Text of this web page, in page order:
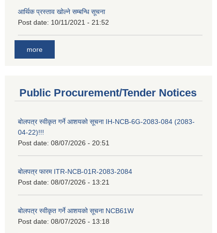
आर्थिक प्रस्ताव खोल्ने सम्बन्धि सूचना
Post date: 10/11/2021 - 21:52
more
Public Procurement/Tender Notices
बोलपत्र स्वीकृत गर्ने आशयको सूचना IH-NCB-6G-2083-084 (2083-
04-22)!!!
Post date: 08/07/2026 - 20:51
बोलपत्र फारम ITR-NCB-01R-2083-2084
Post date: 08/07/2026 - 13:21
बोलपत्र स्वीकृत गर्ने आशयको सूचना NCB61W
Post date: 08/07/2026 - 13:18